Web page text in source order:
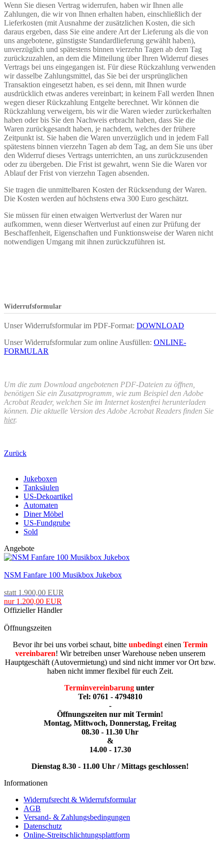
Wenn Sie diesen Vertrag widerrufen, haben wir Ihnen alle
Zahlungen, die wir von Ihnen erhalten haben, einschließlich der
Lieferkosten (mit Ausnahme der zusätzlichen Kosten, die sich
daraus ergeben, dass Sie eine andere Art der Lieferung als die von
uns angebotene, günstigste Standardlieferung gewählt haben),
unverzüglich und spätestens binnen vierzehn Tagen ab dem Tag
zurückzuzahlen, an dem die Mitteilung über Ihren Widerruf dieses
Vertrags bei uns eingegangen ist. Für diese Rückzahlung verwenden
wir dasselbe Zahlungsmittel, das Sie bei der ursprünglichen
Transaktion eingesetzt haben, es sei denn, mit Ihnen wurde
ausdrücklich etwas anderes vereinbart; in keinem Fall werden Ihnen
wegen dieser Rückzahlung Entgelte berechnet. Wir können die
Rückzahlung verweigern, bis wir die Waren wieder zurückerhalten
haben oder bis Sie den Nachweis erbracht haben, dass Sie die
Waren zurückgesandt haben, je nachdem, welches der frühere
Zeitpunkt ist. Sie haben die Waren unverzüglich und in jedem Fall
spätestens binnen vierzehn Tagen ab dem Tag, an dem Sie uns über
den Widerruf dieses Vertrags unterrichten, an uns zurückzusenden
oder zu übergeben. Die Frist ist gewahrt, wenn Sie die Waren vor
Ablauf der Frist von vierzehn Tagen absenden.
Sie tragen die unmittelbaren Kosten der Rücksendung der Waren.
Die Kosten werden auf höchstens etwa 300 Euro geschätzt.
Sie müssen für einen etwaigen Wertverlust der Waren nur
aufkommen, wenn dieser Wertverlust auf einen zur Prüfung der
Beschaffenheit, Eigenschaften und Funktionsweise der Waren nicht
notwendigen Umgang mit ihnen zurückzuführen ist.
Widerrufsformular
Unser Widerrufsformular im PDF-Format: DOWNLOAD
Unser Widerrufsformular zum online Ausfüllen: ONLINE-
FORMULAR
Um die zum Download angebotenen PDF-Dateien zu öffnen,
benötigen Sie ein Zusatzprogramm, wie zum Beispiel den Adobe
Acrobat Reader, welchen Sie im Internet kostenfrei herunterladen
können. Die aktuelle Version des Adobe Acrobat Readers finden Sie
hier.
Zurück
Jukeboxen
Tanksäulen
US-Dekoartikel
Automaten
Diner Möbel
US-Fundgrube
Sold
Angebote
NSM Fanfare 100 Musikbox Jukebox
statt 1.900,00 EUR
nur 1.200,00 EUR
Offizieller Händler
Öffnungszeiten
Bevor ihr bei uns vorbei schaut, bitte unbedingteinen Termin
vereinbaren! Wir betreiben unser Warehouse neben unserem
Hauptgeschäft (Autovermietung) und sind nicht immer vor Ort bzw.
haben nicht immer flexibel für euch Zeit.
Terminvereinbarung unter
Tel: 0761 - 4794810
-
Öffnungszeiten nur mit Termin!
Montag, Mittwoch, Donnerstag, Freitag
08.30 - 11.30 Uhr
&
14.00 - 17.30
Dienstag 8.30 - 11.00 Uhr / Mittags geschlossen!
Informationen
Widerrufsrecht & Widerrufsformular
AGB
Versand- & Zahlungsbedingungen
Datenschutz
Online-Streitschlichtungsplattform